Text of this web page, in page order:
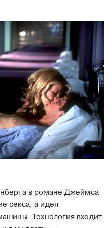
в романе Джеймса
секса, а идея
Технология входит